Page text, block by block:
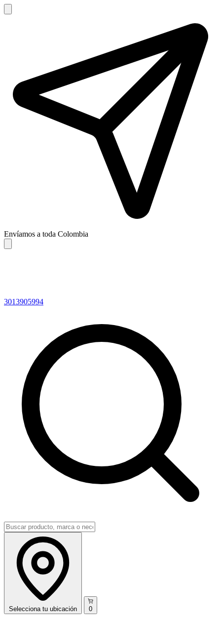
Envíamos a toda Colombia
3013905994
Selecciona tu ubicación 0